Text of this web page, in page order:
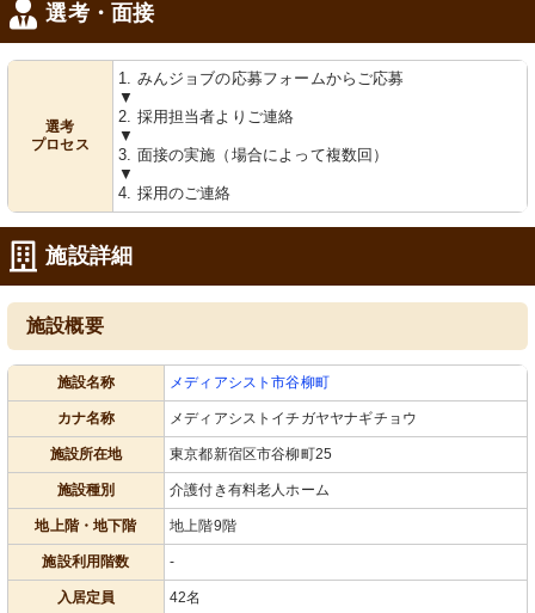
選考・面接
選考
プロセス
1. みんジョブの応募フォームからご応募
▼
2. 採用担当者よりご連絡
▼
3. 面接の実施（場合によって複数回）
▼
4. 採用のご連絡
施設詳細
施設概要
施設名称 メディアシスト市谷柳町
カナ名称 メディアシストイチガヤヤナギチョウ
施設所在地 東京都新宿区市谷柳町25
施設種別 介護付き有料老人ホーム
地上階・地下階 地上階9階
施設利用階数 -
入居定員 42名